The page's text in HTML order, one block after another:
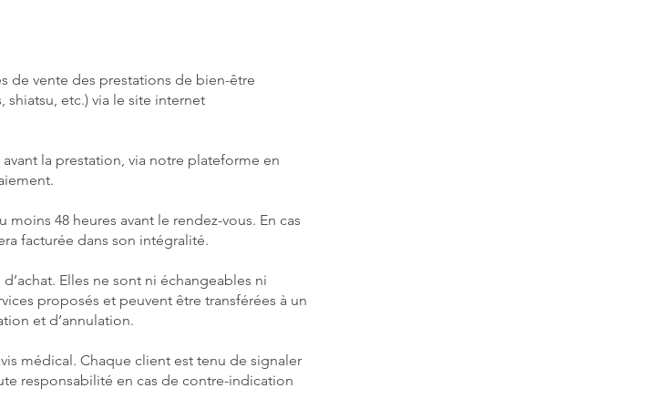
de vente des prestations de bien-être
shiatsu, etc.) via le site internet
la prestation, via notre plateforme en
48 heures avant le rendez-vous. En cas
facturée dans son intégralité.
Elles ne sont ni échangeables ni
proposés et peuvent être transférées à un
et d’annulation.
médical. Chaque client est tenu de signaler
responsabilité en cas de contre-indication